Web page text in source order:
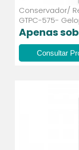
Conservador/
GTPC-575-
Apenas
Consultar